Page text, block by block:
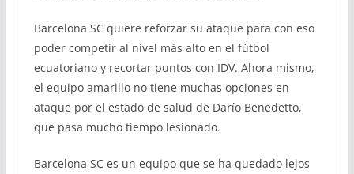
Barcelona SC quiere reforzar su ataque para con eso
poder competir al nivel más alto en el fútbol
ecuatoriano y recortar puntos con IDV. Ahora mismo,
el equipo amarillo no tiene muchas opciones en
ataque por el estado de salud de Darío Benedetto,
que pasa mucho tiempo lesionado.
Barcelona SC es un equipo que se ha quedado lejos